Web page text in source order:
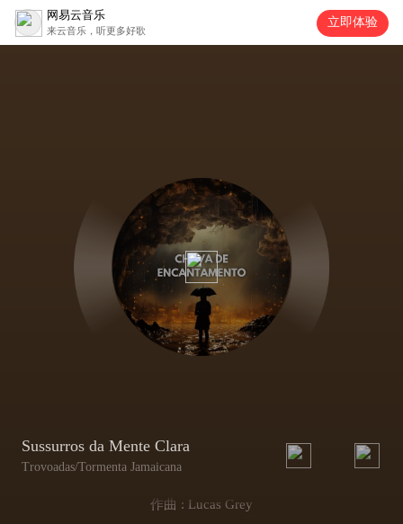
网易云音乐
来云音乐，听更多好歌
立即体验
Sussurros da Mente Clara
Trovoadas/Tormenta Jamaicana
作曲 : Lucas Grey